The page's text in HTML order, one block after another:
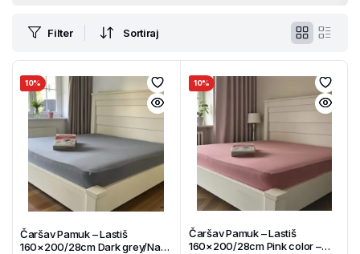
Filter Sortiraj
10%
Čaršav Pamuk – Lastiš
160×200/28cm Dark grey/Navy
10%
Čaršav Pamuk – Lastiš
160×200/28cm Pink color –